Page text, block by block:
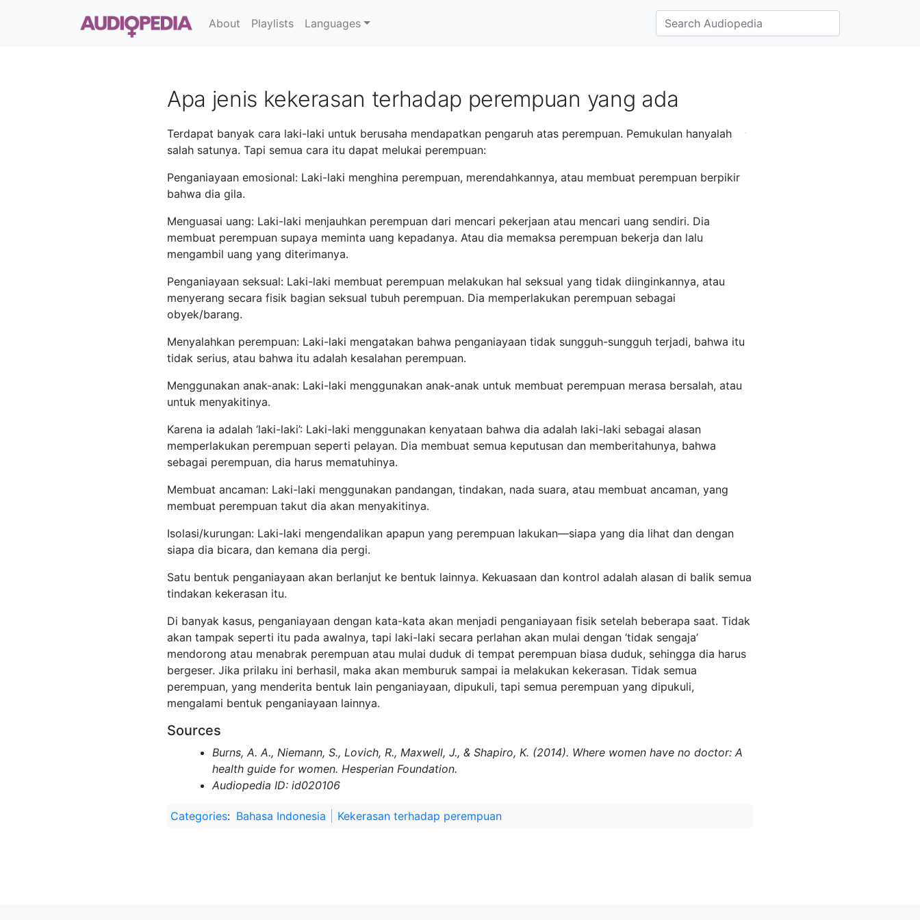
About Playlists Languages
Apa jenis kekerasan terhadap perempuan yang ada
Terdapat banyak cara laki-laki untuk berusaha mendapatkan pengaruh atas perempuan. Pemukulan hanyalah
salah satunya. Tapi semua cara itu dapat melukai perempuan:
Penganiayaan emosional: Laki-laki menghina perempuan, merendahkannya, atau membuat perempuan berpikir
bahwa dia gila.
Menguasai uang: Laki-laki menjauhkan perempuan dari mencari pekerjaan atau mencari uang sendiri. Dia
membuat perempuan supaya meminta uang kepadanya. Atau dia memaksa perempuan bekerja dan lalu
mengambil uang yang diterimanya.
Penganiayaan seksual: Laki-laki membuat perempuan melakukan hal seksual yang tidak diinginkannya, atau
menyerang secara fisik bagian seksual tubuh perempuan. Dia memperlakukan perempuan sebagai
obyek/barang.
Menyalahkan perempuan: Laki-laki mengatakan bahwa penganiayaan tidak sungguh-sungguh terjadi, bahwa itu
tidak serius, atau bahwa itu adalah kesalahan perempuan.
Menggunakan anak-anak: Laki-laki menggunakan anak-anak untuk membuat perempuan merasa bersalah, atau
untuk menyakitinya.
Karena ia adalah ‘laki-laki’: Laki-laki menggunakan kenyataan bahwa dia adalah laki-laki sebagai alasan
memperlakukan perempuan seperti pelayan. Dia membuat semua keputusan dan memberitahunya, bahwa
sebagai perempuan, dia harus mematuhinya.
Membuat ancaman: Laki-laki menggunakan pandangan, tindakan, nada suara, atau membuat ancaman, yang
membuat perempuan takut dia akan menyakitinya.
Isolasi/kurungan: Laki-laki mengendalikan apapun yang perempuan lakukan—siapa yang dia lihat dan dengan
siapa dia bicara, dan kemana dia pergi.
Satu bentuk penganiayaan akan berlanjut ke bentuk lainnya. Kekuasaan dan kontrol adalah alasan di balik semua
tindakan kekerasan itu.
Di banyak kasus, penganiayaan dengan kata-kata akan menjadi penganiayaan fisik setelah beberapa saat. Tidak
akan tampak seperti itu pada awalnya, tapi laki-laki secara perlahan akan mulai dengan ‘tidak sengaja’
mendorong atau menabrak perempuan atau mulai duduk di tempat perempuan biasa duduk, sehingga dia harus
bergeser. Jika prilaku ini berhasil, maka akan memburuk sampai ia melakukan kekerasan. Tidak semua
perempuan, yang menderita bentuk lain penganiayaan, dipukuli, tapi semua perempuan yang dipukuli,
mengalami bentuk penganiayaan lainnya.
Sources
Burns, A. A., Niemann, S., Lovich, R., Maxwell, J., & Shapiro, K. (2014). Where women have no doctor: A
health guide for women. Hesperian Foundation.
Audiopedia ID: id020106
Categories: Bahasa Indonesia Kekerasan terhadap perempuan